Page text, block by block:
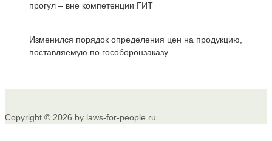
прогул – вне компетенции ГИТ
Изменился порядок определения цен на продукцию,
поставляемую по гособоронзаказу
Copyright © 2026 by laws-for-people.ru